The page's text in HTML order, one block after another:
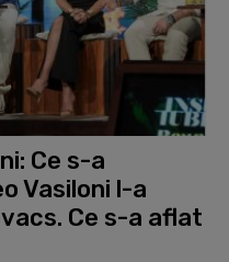
Ce s-a
Vasiloni l-a
Ce s-a aflat